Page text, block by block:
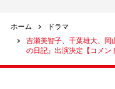
ホーム
ドラマ
吉瀬美智子、千葉雄大、岡
の日記』出演決定【コメン